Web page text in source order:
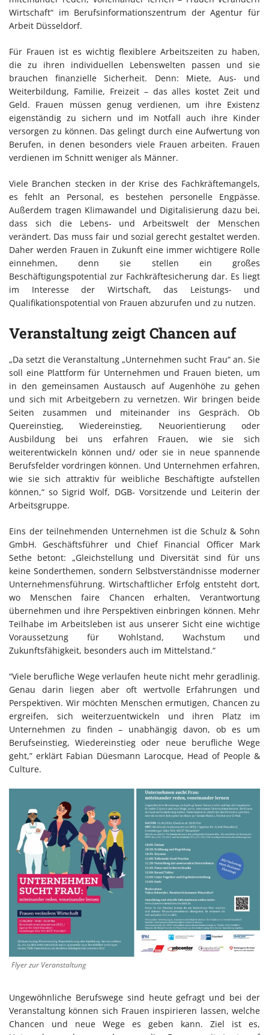
Wirtschaft“ im Berufsinformationszentrum der Agentur für
Arbeit Düsseldorf.
Für Frauen ist es wichtig flexiblere Arbeitszeiten zu haben,
die zu ihren individuellen Lebenswelten passen und sie
brauchen finanzielle Sicherheit. Denn: Miete, Aus- und
Weiterbildung, Familie, Freizeit – das alles kostet Zeit und
Geld. Frauen müssen genug verdienen, um ihre Existenz
eigenständig zu sichern und im Notfall auch ihre Kinder
versorgen zu können. Das gelingt durch eine Aufwertung von
Berufen, in denen besonders viele Frauen arbeiten. Frauen
verdienen im Schnitt weniger als Männer.
Viele Branchen stecken in der Krise des Fachkräftemangels,
es fehlt an Personal, es bestehen personelle Engpässe.
Außerdem tragen Klimawandel und Digitalisierung dazu bei,
dass sich die Lebens- und Arbeitswelt der Menschen
verändert. Das muss fair und sozial gerecht gestaltet werden.
Daher werden Frauen in Zukunft eine immer wichtigere Rolle
einnehmen, denn sie stellen ein großes
Beschäftigungspotential zur Fachkräftesicherung dar. Es liegt
im Interesse der Wirtschaft, das Leistungs- und
Qualifikationspotential von Frauen abzurufen und zu nutzen.
Veranstaltung zeigt Chancen auf
„Da setzt die Veranstaltung „Unternehmen sucht Frau“ an. Sie
soll eine Plattform für Unternehmen und Frauen bieten, um
in den gemeinsamen Austausch auf Augenhöhe zu gehen
und sich mit Arbeitgebern zu vernetzen. Wir bringen beide
Seiten zusammen und miteinander ins Gespräch. Ob
Quereinstieg, Wiedereinstieg, Neuorientierung oder
Ausbildung bei uns erfahren Frauen, wie sie sich
weiterentwickeln können und/ oder sie in neue spannende
Berufsfelder vordringen können. Und Unternehmen erfahren,
wie sie sich attraktiv für weibliche Beschäftigte aufstellen
können,“ so Sigrid Wolf, DGB- Vorsitzende und Leiterin der
Arbeitsgruppe.
Eins der teilnehmenden Unternehmen ist die Schulz & Sohn
GmbH. Geschäftsführer und Chief Financial Officer Mark
Sethe betont: „Gleichstellung und Diversität sind für uns
keine Sonderthemen, sondern Selbstverständnisse moderner
Unternehmensführung. Wirtschaftlicher Erfolg entsteht dort,
wo Menschen faire Chancen erhalten, Verantwortung
übernehmen und ihre Perspektiven einbringen können. Mehr
Teilhabe im Arbeitsleben ist aus unserer Sicht eine wichtige
Voraussetzung für Wohlstand, Wachstum und
Zukunftsfähigkeit, besonders auch im Mittelstand.“
“Viele berufliche Wege verlaufen heute nicht mehr geradlinig.
Genau darin liegen aber oft wertvolle Erfahrungen und
Perspektiven. Wir möchten Menschen ermutigen, Chancen zu
ergreifen, sich weiterzuentwickeln und ihren Platz im
Unternehmen zu finden – unabhängig davon, ob es um
Berufseinstieg, Wiedereinstieg oder neue berufliche Wege
geht,” erklärt Fabian Düesmann Larocque, Head of People &
Culture.
Flyer zur Veranstaltung
Ungewöhnliche Berufswege sind heute gefragt und bei der
Veranstaltung können sich Frauen inspirieren lassen, welche
Chancen und neue Wege es geben kann. Ziel ist es,